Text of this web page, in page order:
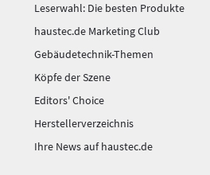
Leserwahl: Die besten Produkte
haustec.de Marketing Club
Gebäudetechnik-Themen
Köpfe der Szene
Editors' Choice
Herstellerverzeichnis
Ihre News auf haustec.de